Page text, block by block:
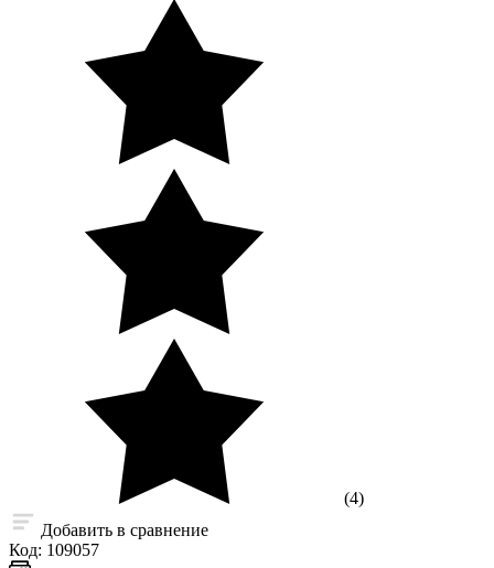
(4)
Добавить в сравнение
Код: 109057